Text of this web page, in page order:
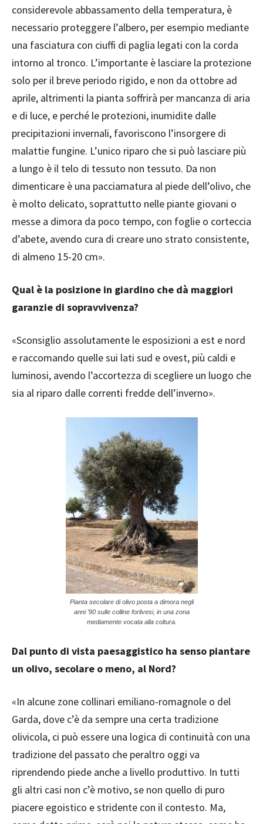
considerevole abbassamento della temperatura, è
necessario proteggere l’albero, per esempio mediante
una fasciatura con ciuffi di paglia legati con la corda
intorno al tronco. L’importante è lasciare la protezione
solo per il breve periodo rigido, e non da ottobre ad
aprile, altrimenti la pianta soffrirà per mancanza di aria
e di luce, e perché le protezioni, inumidite dalle
precipitazioni invernali, favoriscono l’insorgere di
malattie fungine. L’unico riparo che si può lasciare più
a lungo è il telo di tessuto non tessuto. Da non
dimenticare è una pacciamatura al piede dell’olivo, che
è molto delicato, soprattutto nelle piante giovani o
messe a dimora da poco tempo, con foglie o corteccia
d’abete, avendo cura di creare uno strato consistente,
di almeno 15-20 cm».
Qual è la posizione in giardino che dà maggiori
garanzie di sopravvivenza?
«Sconsiglio assolutamente le esposizioni a est e nord
e raccomando quelle sui lati sud e ovest, più caldi e
luminosi, avendo l’accortezza di scegliere un luogo che
sia al riparo dalle correnti fredde dell’inverno».
Pianta secolare di olivo posta a dimora negli
anni ’90 sulle colline forlivesi, in una zona
mediamente vocata alla coltura.
Dal punto di vista paesaggistico ha senso piantare
un olivo, secolare o meno, al Nord?
«In alcune zone collinari emiliano-romagnole o del
Garda, dove c’è da sempre una certa tradizione
olivicola, ci può essere una logica di continuità con una
tradizione del passato che peraltro oggi va
riprendendo piede anche a livello produttivo. In tutti
gli altri casi non c’è motivo, se non quello di puro
piacere egoistico e stridente con il contesto. Ma,